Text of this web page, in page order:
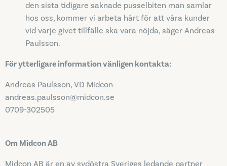
den sista tidigare saknade pusselbiten man samlar
hos oss, kommer vi arbeta hårt för att våra kunder
vid varje givet tillfälle ska vara nöjda, säger Andreas
Paulsson.
För ytterligare information vänligen kontakta:
Andreas Paulsson, VD Midcon
andreas.paulsson@midcon.se
0709-302505
Om Midcon AB